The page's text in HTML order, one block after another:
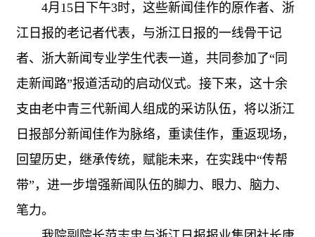
4月15日下午3时，这些新闻佳作的原作者、浙
江日报的老记者代表，与浙江日报的一线骨干记
者、浙大新闻专业学生代表一道，共同参加了“同
走新闻路”报道活动的启动仪式。接下来，这十余
支由老中青三代新闻人组成的采访队伍，将以浙江
日报部分新闻佳作为脉络，重读佳作，重返现场，
回望历史，继承传统，赋能未来，在实践中“传帮
带”，进一步增强新闻队伍的脚力、眼力、脑力、
笔力。